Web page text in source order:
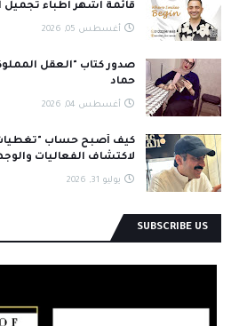
قائمة أشهر أطباء
أغسطس 05, 2026
صدور كتاب "العقل
حماد
أغسطس 04, 2026
كيف أصبح حساب "تغطيات
لاكتشاف الفعاليات
يوليو 31, 2026
SUBSCRIBE US